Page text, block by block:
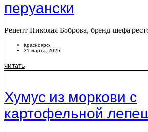
перуански
Рецепт Николая Боброва, бренд-шефа
Красноярск
31 марта, 2025
читать
Хумус из моркови с
картофельной